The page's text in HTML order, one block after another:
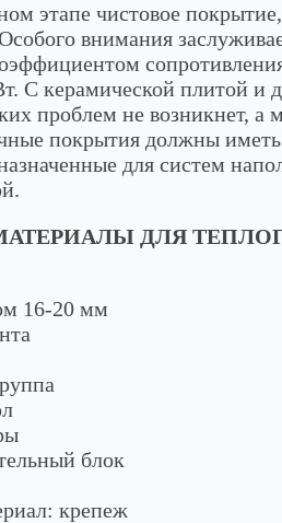
этапе чистовое
внимания
С керамической плитой и
проблем не возникнет, а
покрытия должны
для систем
ДЛЯ
16-20 мм
блок
крепеж